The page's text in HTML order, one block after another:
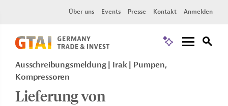
Über uns Events Presse Kontakt Anmelden
Ausschreibungsmeldung Irak
Pumpen,
Kompressoren
Lieferung von